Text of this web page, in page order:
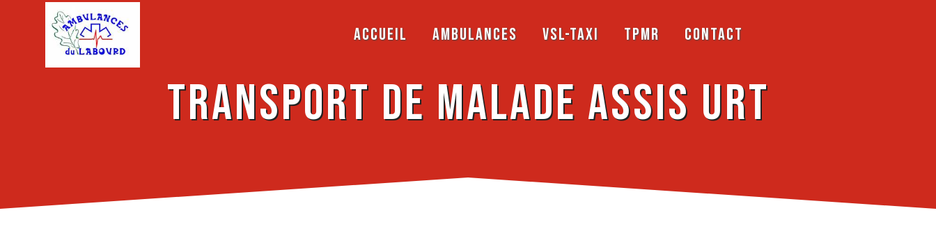
Accueil Ambulances VSL-Taxi TPMR Contact
Transport de malade assis Urt
Panneau de gestion des cookies